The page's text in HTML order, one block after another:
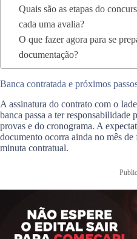
Quais são as etapas do
cada uma avalia?
O que fazer agora para se
documentação?
Banca contratada e próximos
A assinatura do contrato com o
banca passa a ter responsabilidade
provas e do cronograma. A
documento ocorra ainda no mês
minuta contratual.